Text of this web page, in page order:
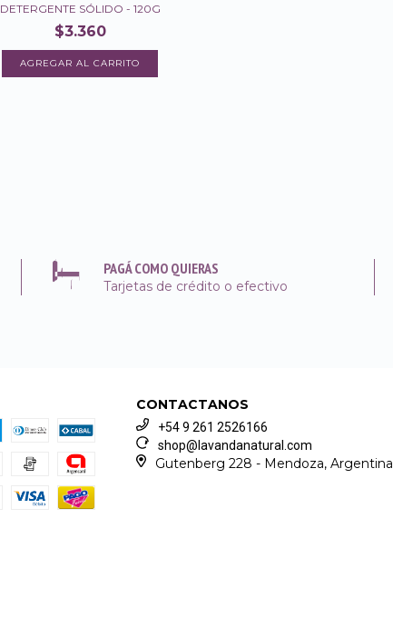
DETERGENTE SÓLIDO - 120G
$3.360
PAGÁ COMO QUIERAS
Tarjetas de crédito o efectivo
CONTACTANOS
+54 9 261 2526166
shop@lavandanatural.com
Gutenberg 228 - Mendoza, Argentina